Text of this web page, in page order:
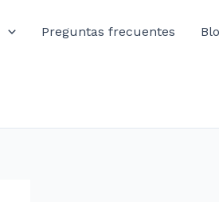
Preguntas frecuentes